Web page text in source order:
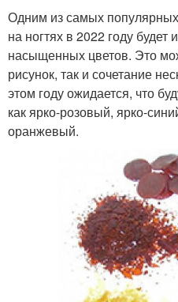
Одним из самых
на ногтях в 2022 году будет
насыщенных цветов. Это
рисунок, так и сочетание
этом году ожидается, что
как ярко-розовый, ярко-
оранжевый.